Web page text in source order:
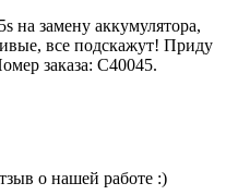
на замену аккумулятора,
все подскажут! Приду
заказа: C40045.
о нашей работе :)